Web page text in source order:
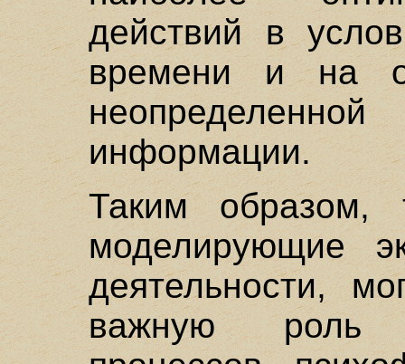
действий в
времени и на
информации.
Таким образом,
моделирующие
деятельности,
важную роль